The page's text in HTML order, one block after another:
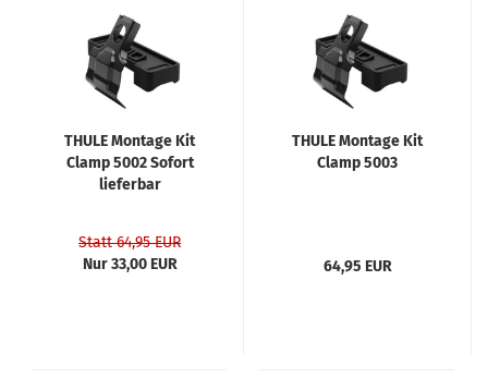
THULE Montage Kit
Clamp 5002 Sofort
lieferbar
Statt 64,95 EUR
Nur 33,00 EUR
THULE Montage Kit
Clamp 5003
64,95 EUR